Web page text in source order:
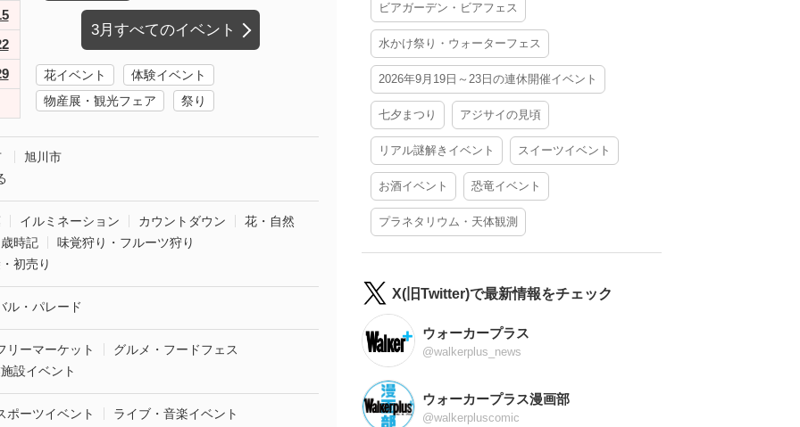
3月すべてのイベント
花イベント
体験イベント
物産展・観光フェア
祭り
旭川市
イルミネーション カウントダウン
花・自然
時記
味覚狩り・フルーツ狩り
初売り
ル・パレード
リーマーケット
グルメ・フードフェス
設イベント
ポーツイベント
ライブ・音楽イベント
ビアガーデン・ビアフェス
水かけ祭り・ウォーターフェス
2026年9月19日～23日の連休開催イベント
七夕まつり アジサイの見頃
リアル謎解きイベント スイーツイベント
お酒イベント 恐竜イベント
プラネタリウム・天体観測
X(旧Twitter)で最新情報をチェック
ウォーカープラス
@walkerplus_news
ウォーカープラス漫画部
@walkerpluscomic